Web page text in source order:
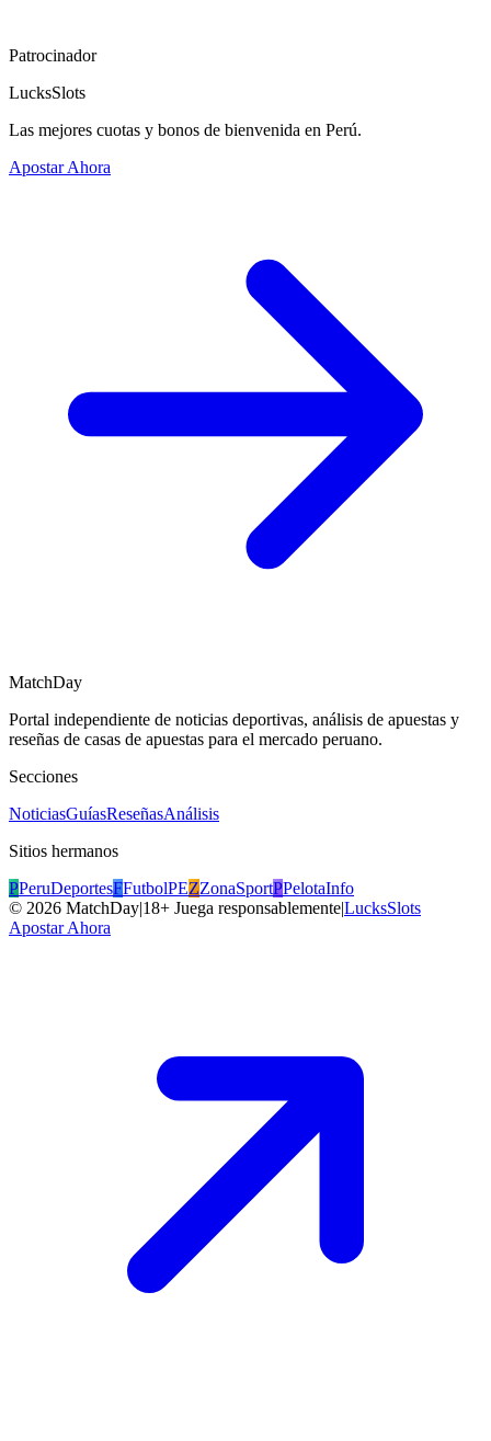
Patrocinador
LucksSlots
Las mejores cuotas y bonos de bienvenida en Perú.
Apostar Ahora
MatchDay
Portal independiente de noticias deportivas, análisis de apuestas y
reseñas de casas de apuestas para el mercado peruano.
Secciones
NoticiasGuíasReseñasAnálisis
Sitios hermanos
PPeruDeportesFFutbolPEZZonaSportPPelotaInfo
© 2026 MatchDay|18+ Juega responsablemente|LucksSlots
Apostar Ahora